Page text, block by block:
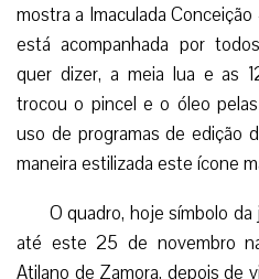
mostra a Imaculada
está acompanhada por
quer dizer, a meia lua e as
trocou o pincel e o óleo
uso de programas de edição
maneira estilizada este ícone
O quadro, hoje símbolo
até este 25 de novembro
Atilano de Zamora, depois de